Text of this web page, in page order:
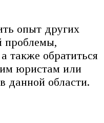
опыт других
проблемы,
также обратиться
юристам или
данной области.